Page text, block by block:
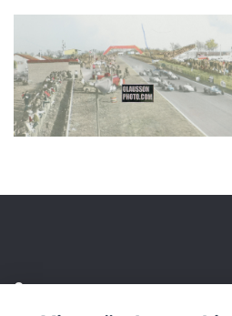
Om oss